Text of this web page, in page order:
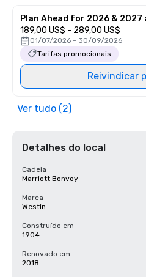
Plan Ahead for 2026 & 2027
189,00 US$ - 289,00 US$
01/07/2026 - 30/09/2026
Tarifas promocionais
Reivindicar
Ver tudo (2)
Detalhes do local
Cadeia
Marriott Bonvoy
Marca
Westin
Construído em
1904
Renovado em
2018